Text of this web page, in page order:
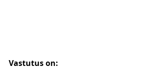
Vastutus on: